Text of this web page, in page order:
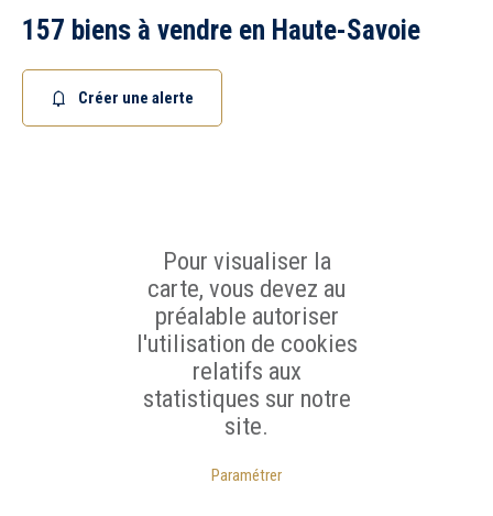
157 biens à vendre en Haute-Savoie
Créer une alerte
Pour visualiser la
carte, vous devez au
préalable autoriser
l'utilisation de cookies
relatifs aux
statistiques sur notre
site.
Paramétrer